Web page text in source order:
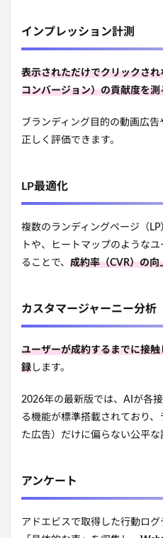
インプレッション計測
表示されただけでクリックさ
コンバージョン）の貢献度を測
ブランディング目的の動画広
正しく評価できます。
LP最適化
複数のランディングページ（
トや、ヒートマップのような
ることで、 成約率（CVR）の向
カスタマージャーニー分析
ユーザーが成約するまでに接
録 します。
2026年の最新版では、AIが各
る機能が標準搭載されており
た広告）だけに偏らない公平な
アンケート
アドエビスで取得した行動ロ